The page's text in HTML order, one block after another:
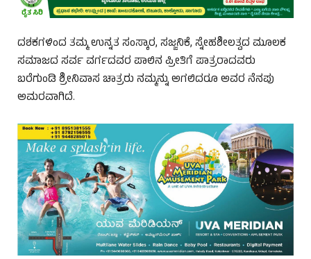
ದಶಕಗಳಿಂದ ತಮ್ಮ ಉನ್ನತ ಸಂಸ್ಕಾರ, ಸಜ್ಜನಿಕೆ, ಸ್ನೇಹಶೀಲತ್ವದ ಮೂಲಕ
ಸಮಾಜದ ಸರ್ವ ವರ್ಗದವರ ಪಾಲಿನ ಪ್ರೀತಿಗೆ ಪಾತ್ರರಾದವರು
ಬರೆಗುಂಡಿ ಶ್ರೀನಿವಾಸ ಚಾತ್ರರು ನಮ್ಮನ್ನು ಅಗಲಿದರೂ ಅವರ ನೆನಪು
ಅಮರವಾಗಿದೆ.